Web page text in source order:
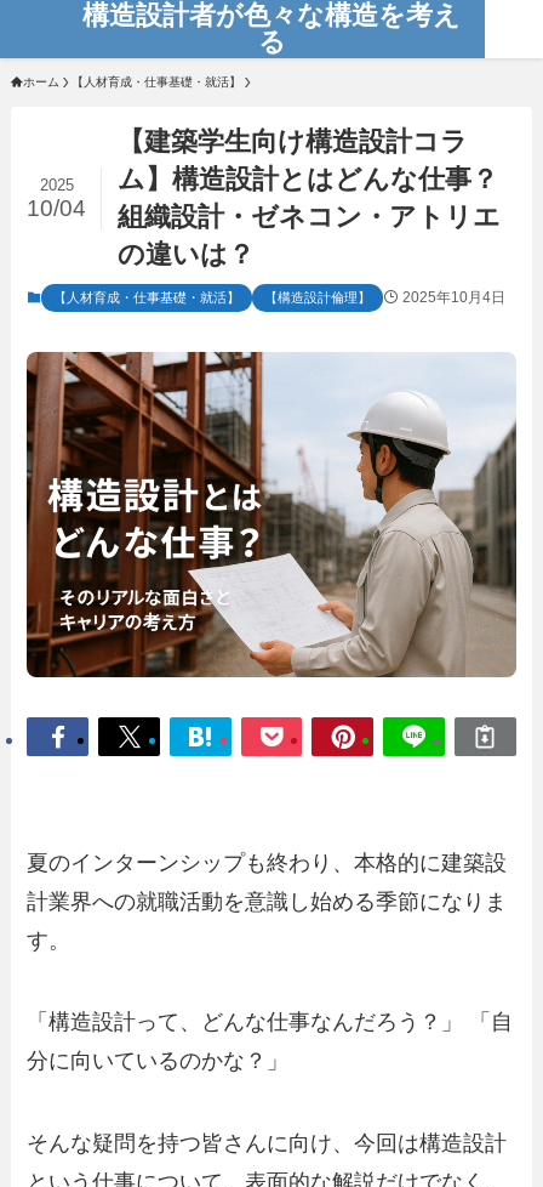
構造設計者が色々な構造を考え
る
ホーム 【人材育成・仕事基礎・就活】
【建築学生向け構造設計コラ
ム】構造設計とはどんな仕事？
組織設計・ゼネコン・アトリエ
の違いは？
2025
10/04
【人材育成・仕事基礎・就活】 【構造設計倫理】 2025年10月4日
夏のインターンシップも終わり、本格的に建築設
計業界への就職活動を意識し始める季節になりま
す。
「構造設計って、どんな仕事なんだろう？」 「自
分に向いているのかな？」
そんな疑問を持つ皆さんに向け、今回は構造設計